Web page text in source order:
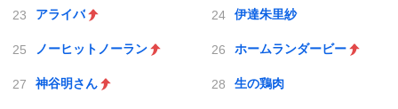
アライバ 伊達朱里紗
ノーヒットノーラン ホームランダービー
神谷明さん 生の鶏肉